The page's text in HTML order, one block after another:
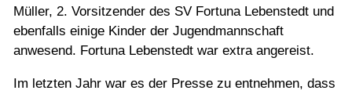
Müller, 2. Vorsitzender des SV Fortuna Lebenstedt und
ebenfalls einige Kinder der Jugendmannschaft
anwesend. Fortuna Lebenstedt war extra angereist.
Im letzten Jahr war es der Presse zu entnehmen, dass